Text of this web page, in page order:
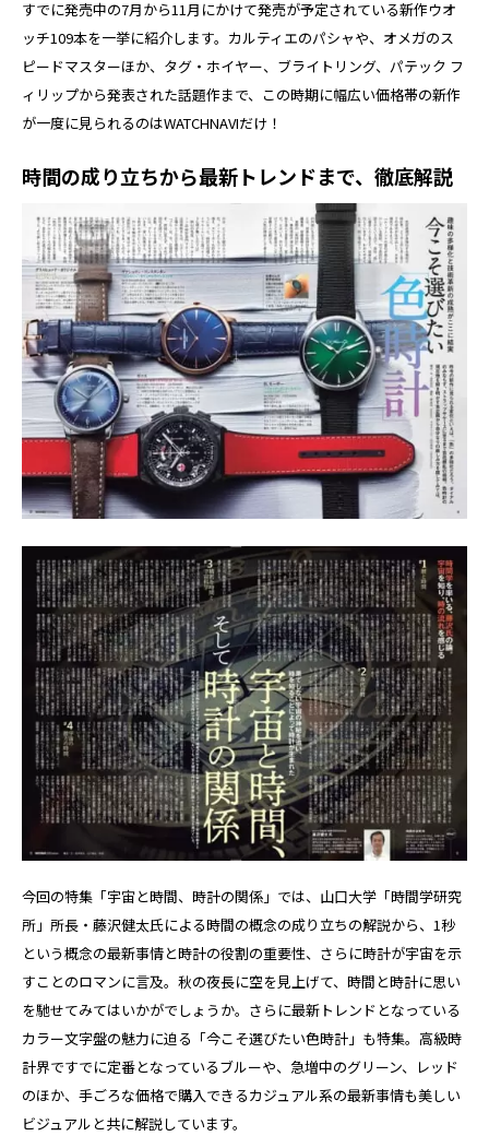
すでに発売中の7月から11月にかけて発売が予定されている新作ウオ
ッチ109本を一挙に紹介します。カルティエのパシャや、オメガのス
ピードマスターほか、タグ・ホイヤー、ブライトリング、パテック フ
ィリップから発表された話題作まで、この時期に幅広い価格帯の新作
が一度に見られるのはWATCHNAVIだけ！
時間の成り立ちから最新トレンドまで、徹底解説
今回の特集「宇宙と時間、時計の関係」では、山口大学「時間学研究
所」所長・藤沢健太氏による時間の概念の成り立ちの解説から、1秒
という概念の最新事情と時計の役割の重要性、さらに時計が宇宙を示
すことのロマンに言及。秋の夜長に空を見上げて、時間と時計に思い
を馳せてみてはいかがでしょうか。さらに最新トレンドとなっている
カラー文字盤の魅力に迫る「今こそ選びたい色時計」も特集。高級時
計界ですでに定番となっているブルーや、急増中のグリーン、レッド
のほか、手ごろな価格で購入できるカジュアル系の最新事情も美しい
ビジュアルと共に解説しています。